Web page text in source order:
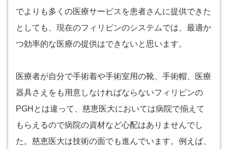
でよりも多くの医療サービスを患者さんに提供できた
としても、現在のフィリピンのシステムでは、最適か
つ効率的な医療の提供はできないと思います。
医療者が自分で手術着や手術室用の靴、手術帽、医療
器具さえをも用意しなければならないフィリピンの
PGHとは違って、慈恵医大においては病院で揃えて
もらえるので病院の資材など心配はありませんでし
た。慈恵医大は技術の面でも進んでいます。例えば、